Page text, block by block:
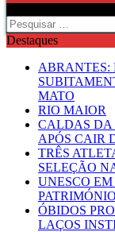
Pesquisar
por:
Destaques
ABRANTES:
MATO
RIO MAIOR
CALDAS DA
APÓS CAIR
TRÊS
SELEÇÃO
UNESCO
PATRIMÓNIO
ÓBIDOS
LAÇOS